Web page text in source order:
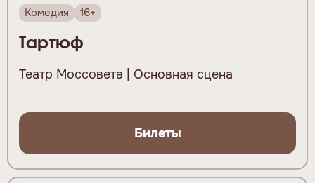
Комедия 16+
Тартюф
Театр Моссовета | Основная сцена
Билеты